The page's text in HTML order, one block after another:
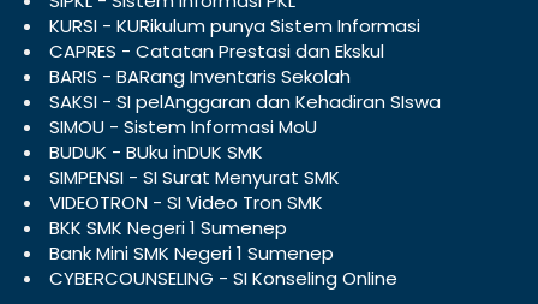
KURSI - KURikulum punya Sistem Informasi
CAPRES - Catatan Prestasi dan Ekskul
BARIS - BARang Inventaris Sekolah
SAKSI - SI pelAnggaran dan Kehadiran SIswa
SIMOU - Sistem Informasi MoU
BUDUK - BUku inDUK SMK
SIMPENSI - SI Surat Menyurat SMK
VIDEOTRON - SI Video Tron SMK
BKK SMK Negeri 1 Sumenep
Bank Mini SMK Negeri 1 Sumenep
CYBERCOUNSELING - SI Konseling Online